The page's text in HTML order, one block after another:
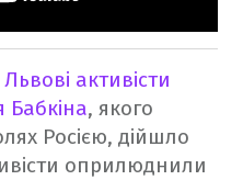
Львові активісти
Бабкіна, якого
Росією, дійшло
оприлюднили